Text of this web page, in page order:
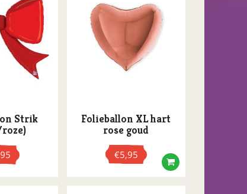
Strik
Folieballon XL hart
rose goud
€5,95